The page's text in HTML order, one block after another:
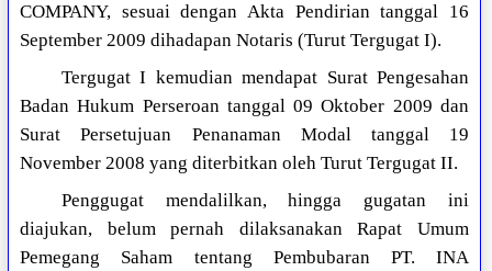
COMPANY, sesuai dengan Akta Pendirian tanggal 16
September 2009 dihadapan Notaris (Turut Tergugat I).
Tergugat I kemudian mendapat Surat Pengesahan
Badan Hukum Perseroan tanggal 09 Oktober 2009 dan
Surat Persetujuan Penanaman Modal tanggal 19
November 2008 yang diterbitkan oleh Turut Tergugat II.
Penggugat mendalilkan, hingga gugatan ini
diajukan, belum pernah dilaksanakan Rapat Umum
Pemegang Saham tentang Pembubaran PT. INA